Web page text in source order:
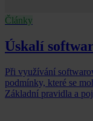
Články
Úskalí
Při využívání
podmínky, které se
Základní pravidla a